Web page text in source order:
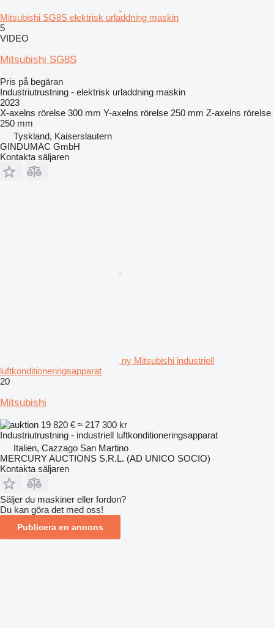
Mitsubishi SG8S elektrisk urladdning maskin
5
VIDEO
Mitsubishi SG8S
Pris på begäran
Industriutrustning - elektrisk urladdning maskin
2023
X-axelns rörelse 300 mm Y-axelns rörelse 250 mm Z-axelns rörelse
250 mm
Tyskland, Kaiserslautern
GINDUMAC GmbH
Kontakta säljaren
ny Mitsubishi industriell
luftkonditioneringsapparat
20
Mitsubishi
19 820 € ≈ 217 300 kr
Industriutrustning - industriell luftkonditioneringsapparat
Italien, Cazzago San Martino
MERCURY AUCTIONS S.R.L. (AD UNICO SOCIO)
Kontakta säljaren
Säljer du maskiner eller fordon?
Du kan göra det med oss!
Publicera en annons